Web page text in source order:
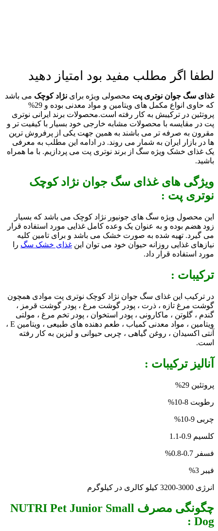
لطفا اگر مطلب مفید بود امتیاز دهید
غذای سگ جوان نوتری پت محصولی ویژه برای نژاد کوچک می باشد
که حاوی انواع مکمل های ویتامین و مواد معدنی بوده و 29%
پروتئین در ترکیبش به کار رفته است.محصولات برند ایرانی نوتری
پت در مقایسه با محصولات مشابه خارجی خود بسیار با کیفیت تر و
مقرون به صرفه تر می باشند به همین جهت یکی از پرفروش ترین
ها در بازار ایران به شمار می روند. در ادامه این مطلب به معرفی
یک غذای خشک ویژه سگ از برند نوتری پت می پردازیم. با ما همراه
باشید.
ویژگی های غذای سگ جوان نژاد کوچک
نوتری پت :
این محصول ویژه سگ های جونیور نژاد کوچک می باشد که بسیار
زود هضم بوده و به عنوان یک وعده کامل غذایی مورد استفاده قرار
می گیرد. تهیه شده به صورت خشک می باشد و برای تامین کلیه
نیازهای غذایی روزانه حیوان خود می توان این غذای خشک سگ را
مورد استفاده قرار داد.
ترکیبات :
در ترکیب این غذای سگ جوان نژاد کوچک نوتری پت موادی همچون
گوشت مرغ تازه ، ذرت ، پودر گوشت مرغ ، پودر گوشت قرمز ،
گندم ، گلوتن ، ماکارونی ، پودر استخوان ، پودر تخم مرغ ، مولتی
ویتامین ، مواد معدنی کمیاب ، طعم دهنده های طبیعی ، ویتامین E ،
آنتی اکسیدان ، روغن گیاهی ، چربی حیوانی و لیزین به کار رفته
است.
آنالیز ترکیبات :
پروتئین 29%
رطوبت 8-10%
چربی 9-10%
کلسیم 0.9-1.1
فسفر 0.7-0.8%
فیبر 3%
انرژی 3000-3200 کیلو کالری در کیلوگرم
چگونگی مصرف NUTRI Pet Junior Small
Dog :